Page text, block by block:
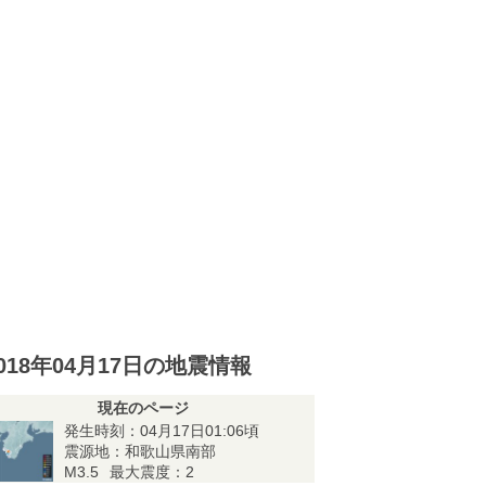
年04月17日の地震情報
現在のページ
発生時刻：04月17日01:06頃
震源地：和歌山県南部
M3.5
最大震度：2